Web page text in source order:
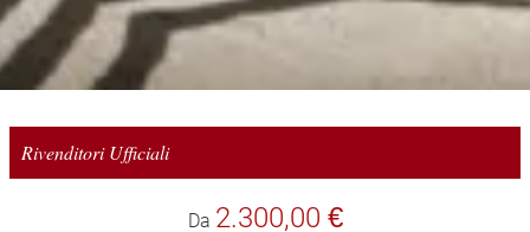
Rivenditori Ufficiali
Da 2.300,00 €